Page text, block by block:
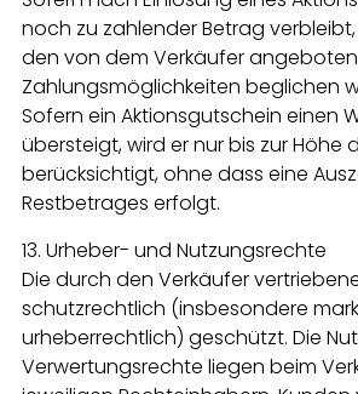
noch zu zahlender Betrag
den von dem Verkäufer
Zahlungsmöglichkeiten beglichen
Sofern ein Aktionsgutschein einen
übersteigt, wird er nur bis zur Höhe
berücksichtigt, ohne dass eine
Restbetrages erfolgt.
13. Urheber- und Nutzungsrechte
Die durch den Verkäufer
schutzrechtlich (insbesondere
urheberrechtlich) geschützt. Die
Verwertungsrechte liegen beim